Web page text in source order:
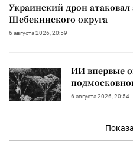
Украинский дрон
Шебекинского округа
6 августа 2026, 20:59
ИИ впервые
6 августа 2026, 20:54